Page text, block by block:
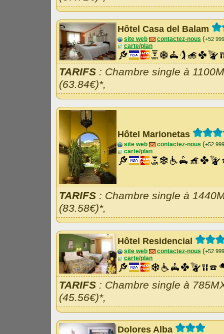
Hôtel Casa del Balam
site web contactez-nous (+52
carte/plan
TARIFS : Chambre single à
(63.84€)*,
Hôtel Marionetas
site web contactez-nous (+52
carte/plan
TARIFS : Chambre single à
(83.58€)*,
Hôtel Residencial
site web contactez-nous (+52
carte/plan
TARIFS : Chambre single à
(45.56€)*,
Dolores Alba